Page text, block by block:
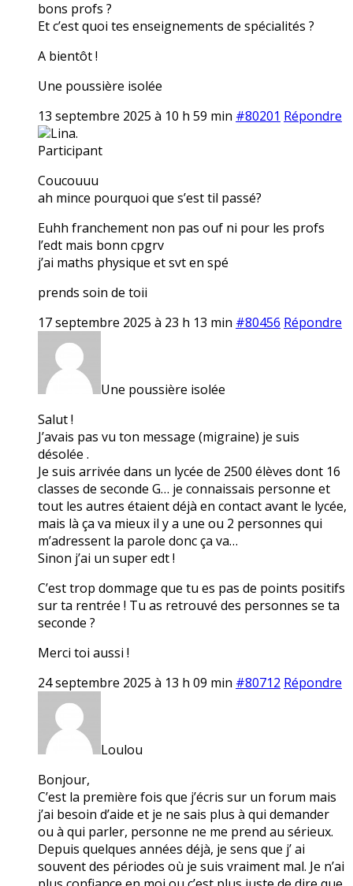
bons profs ?
Et c’est quoi tes enseignements de spécialités ?
A bientôt !
Une poussière isolée
13 septembre 2025 à 10 h 59 min #80201 Répondre
Lina.
Participant
Coucouuu
ah mince pourquoi que s’est til passé?
Euhh franchement non pas ouf ni pour les profs
l’edt mais bonn cpgrv
j’ai maths physique et svt en spé
prends soin de toii
17 septembre 2025 à 23 h 13 min #80456 Répondre
Une poussière isolée
Salut !
J’avais pas vu ton message (migraine) je suis
désolée .
Je suis arrivée dans un lycée de 2500 élèves dont 16
classes de seconde G… je connaissais personne et
tout les autres étaient déjà en contact avant le lycée,
mais là ça va mieux il y a une ou 2 personnes qui
m’adressent la parole donc ça va…
Sinon j’ai un super edt !
C’est trop dommage que tu es pas de points positifs
sur ta rentrée ! Tu as retrouvé des personnes se ta
seconde ?
Merci toi aussi !
24 septembre 2025 à 13 h 09 min #80712 Répondre
Loulou
Bonjour,
C’est la première fois que j’écris sur un forum mais
j’ai besoin d’aide et je ne sais plus à qui demander
ou à qui parler, personne ne me prend au sérieux.
Depuis quelques années déjà, je sens que j’ ai
souvent des périodes où je suis vraiment mal. Je n’ai